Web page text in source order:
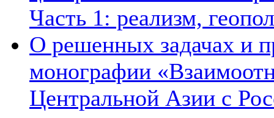
Часть 1: реализм,
О решенных задачах и
монографии
Центральной Азии с